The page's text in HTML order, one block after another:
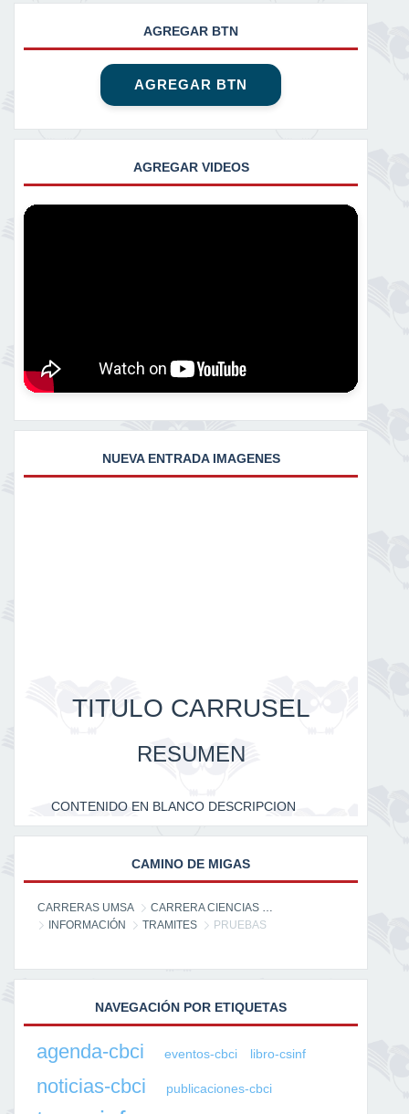
AGREGAR BTN
AGREGAR BTN
AGREGAR VIDEOS
NUEVA ENTRADA IMAGENES
TITULO CARRUSEL
RESUMEN
CONTENIDO EN BLANCO DESCRIPCION
CAMINO DE MIGAS
CARRERAS UMSA
CARRERA CIENCIAS DE LA INFORMACIÓN
INFORMACIÓN
TRAMITES PRUEBAS
NAVEGACIÓN POR ETIQUETAS
agenda-cbci eventos-cbci libro-csinf
noticias-cbci publicaciones-cbci